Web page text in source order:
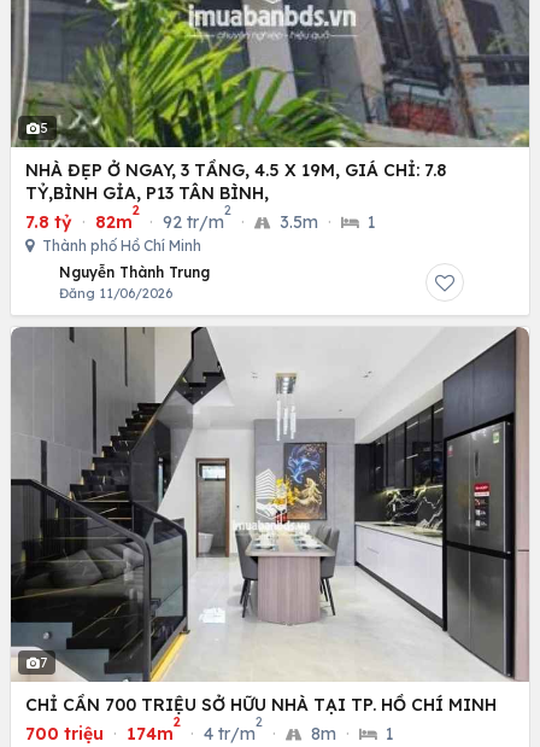
5
NHÀ ĐẸP Ở NGAY, 3 TẦNG, 4.5 X 19M, GIÁ CHỈ: 7.8
TỶ,BÌNH GỈA, P13 TÂN BÌNH,
7.8 tỷ · 82m
2
· 92 tr/m
2
· 3.5m · 1
Thành phố Hồ Chí Minh
Nguyễn Thành Trung
Đăng 11/06/2026
7
CHỈ CẦN 700 TRIỆU SỞ HỮU NHÀ TẠI TP. HỒ CHÍ MINH
700 triệu · 174m
2
· 4 tr/m
2
· 8m · 1